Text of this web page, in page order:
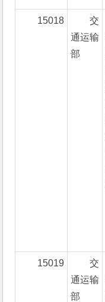
15018
交
通运输
部
15019
交
通运输
部